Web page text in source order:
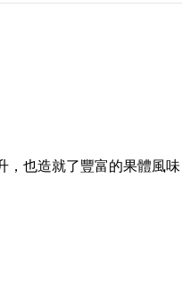
也造就了豐富的果體風